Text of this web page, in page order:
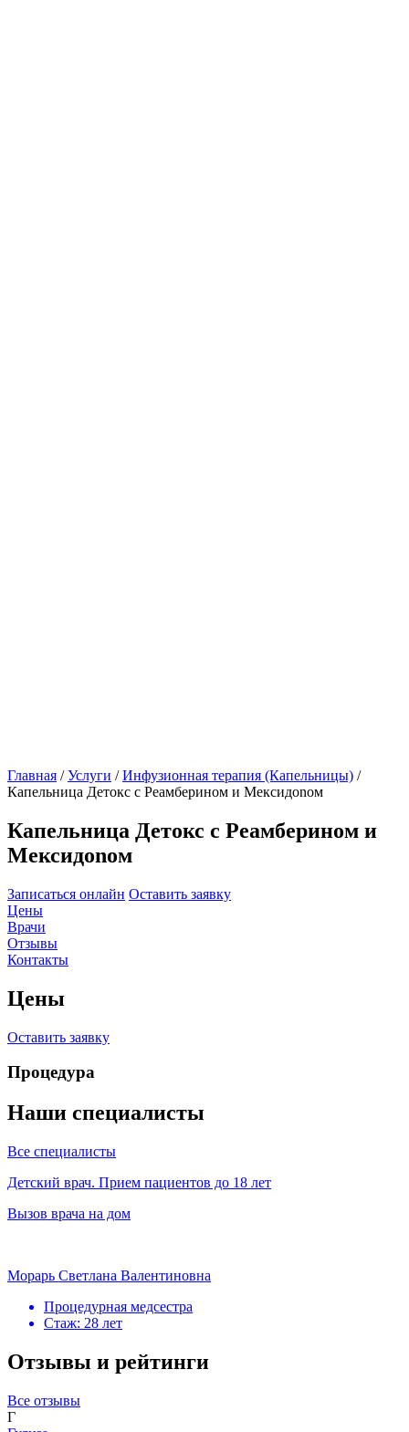
Главная /Услуги /Инфузионная терапия (Капельницы) /
Капельница Детокс с Реамберином и Мексидоnом
Капельница Детокс с Реамберином и
Мексидоnом
Записаться онлайн Оставить заявку
Цены
Врачи
Отзывы
Контакты
Цены
Оставить заявку
Процедура
Наши специалисты
Все специалисты
Детский врач. Прием пациентов до 18 лет
Вызов врача на дом
Морарь Светлана Валентиновна
Процедурная медсестра
Стаж: 28 лет
Отзывы и рейтинги
Все отзывы
Г